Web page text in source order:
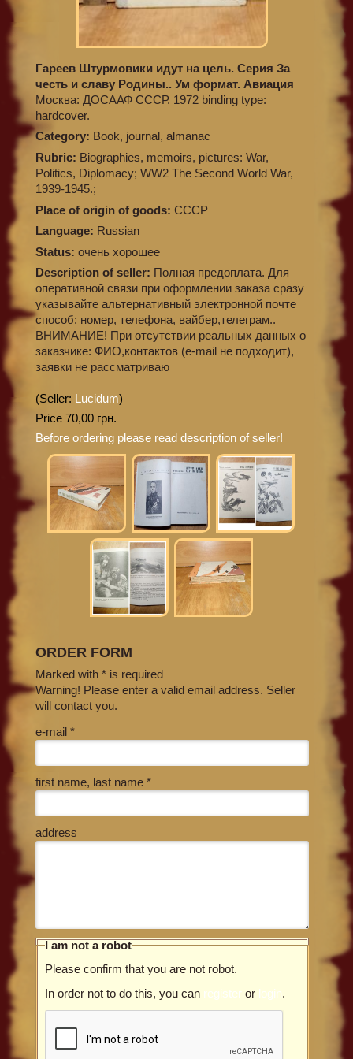
Гареев Штурмовики идут на цель. Серия За
честь и славу Родины.. Ум формат. Авиация
Москва: ДОСААФ СССР. 1972 binding type:
hardcover.
Category: Book, journal, almanac
Rubric: Biographies, memoirs, pictures: War,
Politics, Diplomacy; WW2 The Second World War,
1939-1945.;
Place of origin of goods: СССР
Language: Russian
Status: очень хорошее
Description of seller: Полная предоплата. Для
оперативной связи при оформлении заказа сразу
указывайте альтернативный электронной почте
способ: номер, телефона, вайбер,телеграм..
ВНИМАНИЕ! При отсутствии реальных данных о
заказчике: ФИО,контактов (e-mail не подходит),
заявки не рассматриваю
(Seller: Lucidum)
Price 70,00 грн.
Before ordering please read description of seller!
ORDER FORM
Marked with * is required
Warning! Please enter a valid email address. Seller
will contact you.
e-mail *
first name, last name *
address
I am not a robot
Please confirm that you are not robot.
In order not to do this, you can register or login.